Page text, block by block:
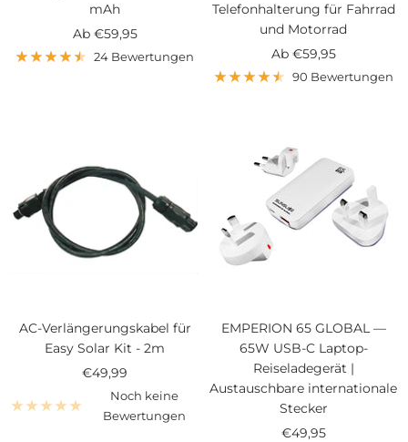
mAh
Angebotspreis
Ab €59,95
24 Bewertungen
Telefonhalterung für Fahrrad
und Motorrad
Angebotspreis
Ab €59,95
90 Bewertungen
AC-Verlängerungskabel für
Easy Solar Kit - 2m
Angebotspreis
€49,99
Noch keine
Bewertungen
EMPERION 65 GLOBAL —
65W USB-C Laptop-
Reiseladegerät |
Austauschbare internationale
Stecker
Angebotspreis
€49,95